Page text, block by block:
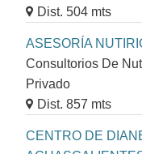
Dist. 504 mts
ASESORÍA
Consultorios De
Privado
Dist. 857 mts
CENTRO DE